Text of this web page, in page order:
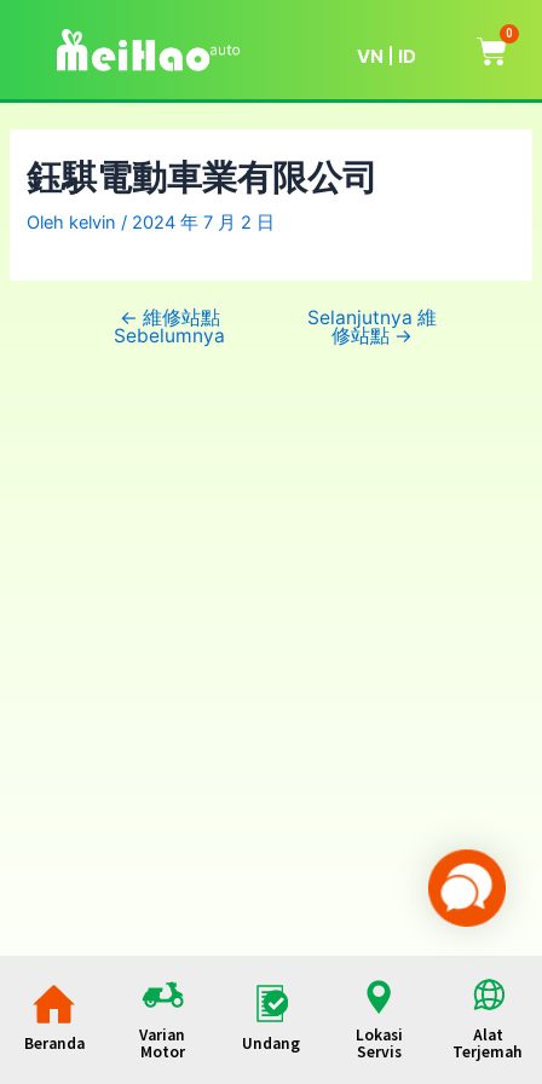
VN ID
0
鈺騏電動車業有限公司
Oleh kelvin/ 2024 年 7 月 2 日
← 維修站點
Sebelumnya
Selanjutnya 維
修站點→
Beranda
Varian
Motor
Undang
Lokasi
Servis
Alat
Terjemah